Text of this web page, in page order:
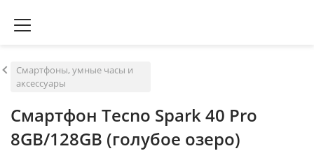
Смартфоны, умные часы и
аксессуары
Смартфон Tecno Spark 40 Pro
8GB/128GB (голубое озеро)